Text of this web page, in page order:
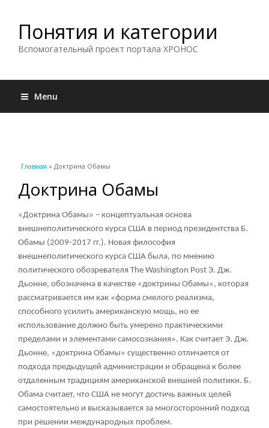
Понятия и категории
Вспомогательный проект портала ХРОНОС
Menu
Вы здесь
Главная » Доктрина Обамы
Доктрина Обамы
«Доктрина Обамы» – концептуальная основа
внешнеполитического курса США в период президентства Б.
Обамы (2009-2017 гг.). Новая философия
внешнеполитического курса США была, по мнению
политического обозревателя The Washington Post Э. Дж.
Дьонне, обозначена в качестве «доктрины Обамы», которая
рассматривается им как «форма смелого реализма,
способного усилить американскую мощь, но ее
использование должно быть умерено практическими
пределами и элементами самосознания». Как считает Э. Дж.
Дьонне, «доктрина Обамы» существенно отличается от
подхода предыдущей администрации и обращена к более
отдаленным традициям американской внешней политики. Б.
Обама считает, что США не могут достичь важных целей
самостоятельно и высказывается за многосторонний подход
при решении международных проблем.